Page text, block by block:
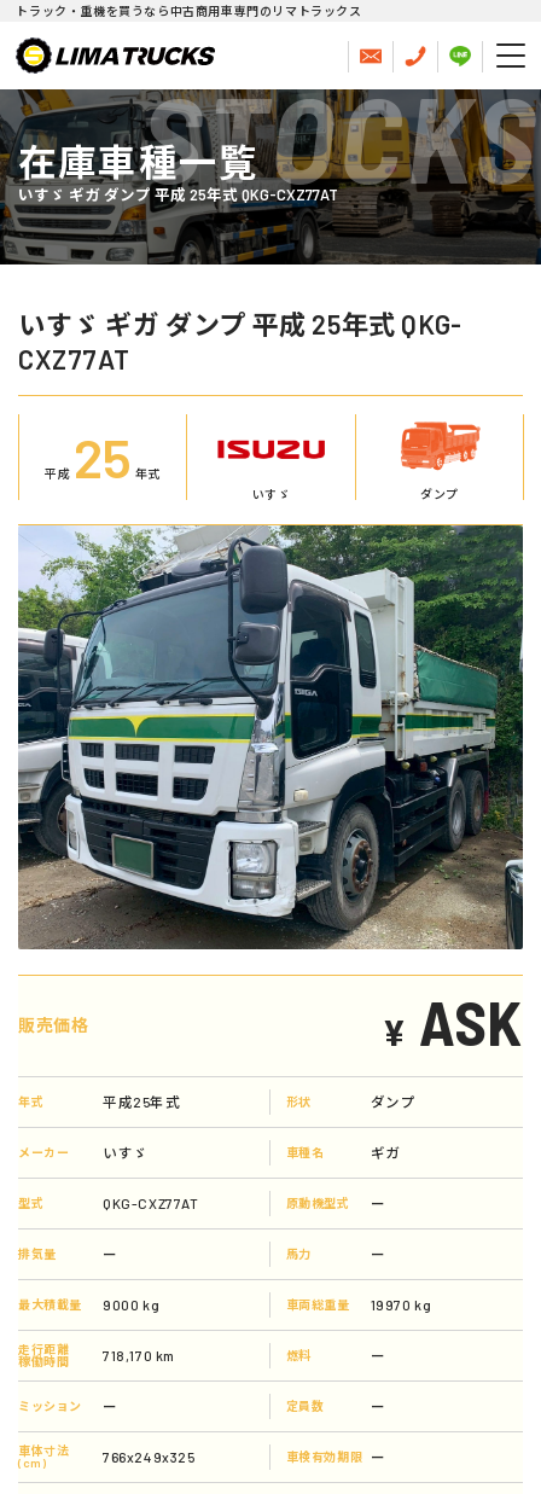
トラック・重機を買うなら中古商用車専門のリマトラックス
在庫車種一覧
いすゞ ギガ ダンプ 平成 25年式 QKG-CXZ77AT
STOCKS
いすゞ ギガ ダンプ 平成 25年式 QKG-
CXZ77AT
平成 25 年式
いすゞ
ダンプ
販売価格 ¥ ASK
年式 平成25年式 形状 ダンプ
メーカー いすゞ 車種名 ギガ
型式 QKG-CXZ77AT 原動機型式 ー
排気量 ー 馬力 ー
最大積載量 9000 kg 車両総重量 19970 kg
走行距離
稼働時間
718,170 km 燃料 ー
ミッション ー 定員数 ー
車体寸法
(cm)
766x249x325 車検有効期限 ー